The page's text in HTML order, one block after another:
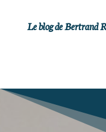
Le blog de Bertrand